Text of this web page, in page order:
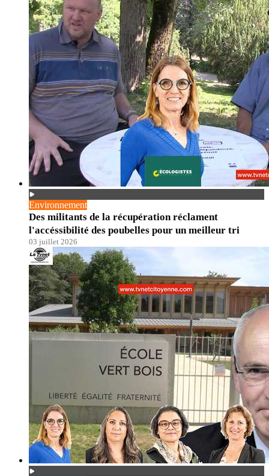
Environnement
Des militants de la récupération réclament
l'accéssibilité des poubelles pour un meilleur tri
03 juillet 2026